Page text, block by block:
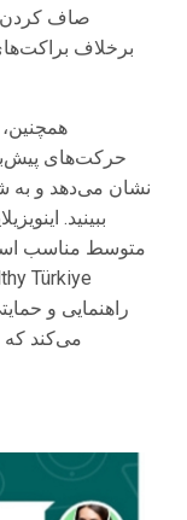
صاف کردن
برخلاف
حرکت‌های
نشان می‌دهد و به
ببینید.
متوسط مناسب
راهنمایی و
می‌کند که